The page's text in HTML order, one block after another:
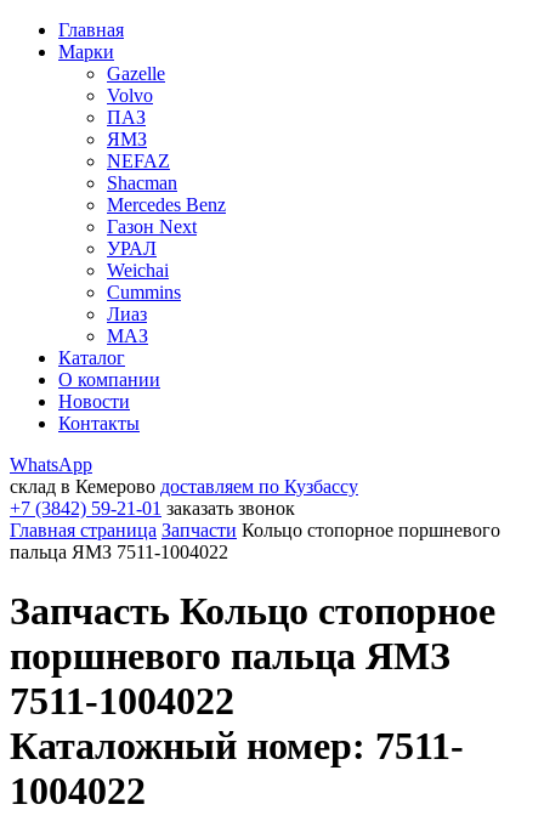
Главная
Марки
Gazelle
Volvo
ПАЗ
ЯМЗ
NEFAZ
Shacman
Mercedes Benz
Газон Next
УРАЛ
Weichai
Cummins
Лиаз
МАЗ
Каталог
О компании
Новости
Контакты
WhatsApp
склад в Кемерово доставляем по Кузбассу
+7 (3842) 59-21-01 заказать звонок
Главная страница Запчасти Кольцо стопорное поршневого
пальца ЯМЗ 7511-1004022
Запчасть Кольцо стопорное
поршневого пальца ЯМЗ
7511-1004022
Каталожный номер: 7511-
1004022